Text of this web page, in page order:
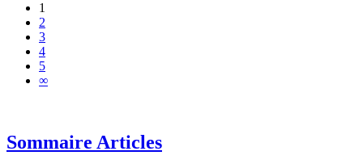
1
2
3
4
5
∞
Sommaire Articles